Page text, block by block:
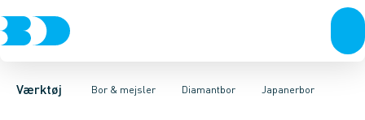
Værktøj Bor & mejsler
Akku- & elværktøj HåndværktøjRørværktøj Bits & toppe
Diamantbor
MurborHammerborMetalborHulborDiamantborTræbor
Japanerbor
Fliseborsæt FliseborTilbehør til flisebor Kernebor med 1 1/